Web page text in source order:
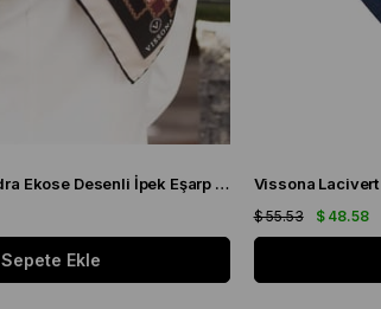
Vissona Tivil Pudra Ekose Desenli İpek Eşarp DGN 50781 - 19 - 21
Sepete Ekle
$ 48.58
$ 55.53